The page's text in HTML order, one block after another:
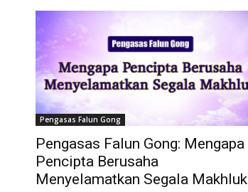
Pengasas Falun Gong
Pengasas Falun Gong: Mengapa
Pencipta Berusaha
Menyelamatkan Segala Makhluk